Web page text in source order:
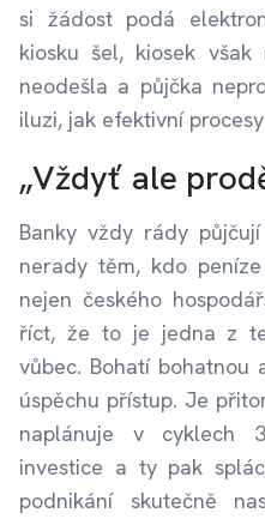
si žádost podá
kiosku šel, kiosek
neodešla a půjčka
iluzi, jak efektivní
„Vždyť ale
Banky vždy rády
nerady těm, kdo
nejen českého
říct, že to je jedna z
vůbec. Bohatí bohatnou
úspěchu přístup. Je
naplánuje v cyklech
investice a ty pak
podnikání skutečně